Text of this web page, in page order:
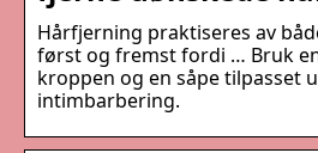
Hårfjerning praktiseres av
først og fremst fordi … Bruk
kroppen og en såpe tilpasset
intimbarbering.